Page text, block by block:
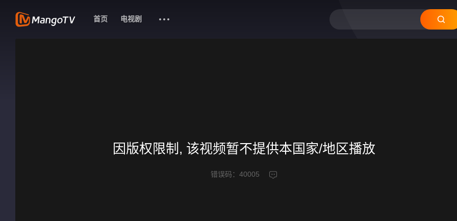
首页 电视剧
因版权限制, 该视频暂不提供本国家/地区播放
错误码： 40005